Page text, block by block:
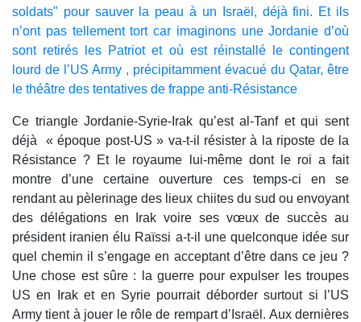
soldats" pour sauver la peau à un Israël, déjà fini. Et ils
n’ont pas tellement tort car imaginons une Jordanie d’où
sont retirés les Patriot et où est réinstallé le contingent
lourd de l’US Army , précipitamment évacué du Qatar, être
le théâtre des tentatives de frappe anti-Résistance
Ce triangle Jordanie-Syrie-Irak qu’est al-Tanf et qui sent
déjà « époque post-US » va-t-il résister à la riposte de la
Résistance ? Et le royaume lui-même dont le roi a fait
montre d’une certaine ouverture ces temps-ci en se
rendant au pèlerinage des lieux chiites du sud ou envoyant
des délégations en Irak voire ses vœux de succès au
président iranien élu Raïssi a-t-il une quelconque idée sur
quel chemin il s’engage en acceptant d’être dans ce jeu ?
Une chose est sûre : la guerre pour expulser les troupes
US en Irak et en Syrie pourrait déborder surtout si l’US
Army tient à jouer le rôle de rempart d’Israël. Aux dernières